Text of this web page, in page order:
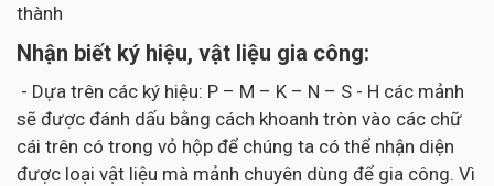
thành
Nhận biết ký hiệu, vật liệu gia công:
- Dựa trên các ký hiệu: P – M – K – N – S - H các mảnh
sẽ được đánh dấu bằng cách khoanh tròn vào các chữ
cái trên có trong vỏ hộp để chúng ta có thể nhận diện
được loại vật liệu mà mảnh chuyên dùng để gia công. Vì